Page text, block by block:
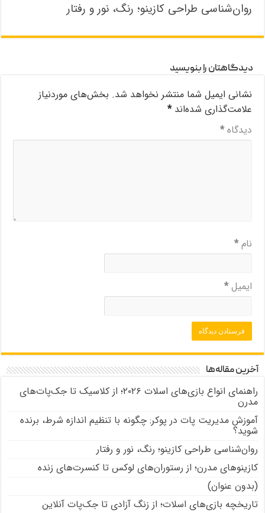
روان‌شناسی طراحی کازینو؛ رنگ، نور و رفتار
دیدگاهتان را بنویسید
نشانی ایمیل شما منتشر نخواهد شد. بخش‌های موردنیاز
علامت‌گذاری شده‌اند*
دیدگاه*
نام*
ایمیل*
آخرین مقاله‌ها
راهنمای انواع بازی‌های اسلات ۲۰۲۶؛ از کلاسیک تا جک‌پات‌های
مدرن
آموزش مدیریت پات در پوکر: چگونه با تنظیم اندازه شرط، برنده
شوید؟
روان‌شناسی طراحی کازینو؛ رنگ، نور و رفتار
کازینوهای مدرن؛ از رستوران‌های لوکس تا کنسرت‌های زنده
(بدون عنوان)
تاریخچه بازی‌های اسلات؛ از زنگ آزادی تا جک‌پات‌ آنلاین